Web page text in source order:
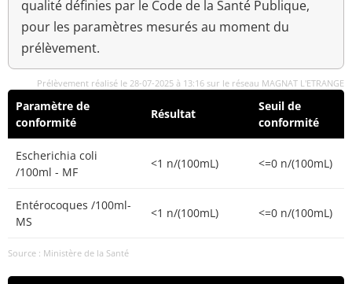
qualité définies par le Code de la Santé Publique,
pour les paramètres mesurés au moment du
prélèvement.
Prélèvement réalisé le 28-07-2025 à 13:16 sur le réseau MAGNAT L'ETRANGE
Paramètre de
conformité
Résultat
Seuil de
conformité
Escherichia coli
/100ml - MF
<1 n/(100mL) <=0 n/(100mL)
Entérocoques /100ml-
MS
<1 n/(100mL) <=0 n/(100mL)
Source : Ministère de la Santé